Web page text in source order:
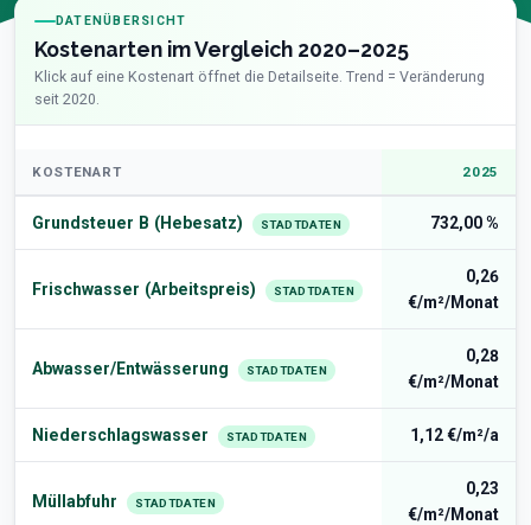
DATENÜBERSICHT
Kostenarten im Vergleich 2020–2025
Klick auf eine Kostenart öffnet die Detailseite. Trend = Veränderung
seit 2020.
KOSTENART 2025
Grundsteuer B (Hebesatz) STADTDATEN 732,00 %
Frischwasser (Arbeitspreis) STADTDATEN
0,26
€/m²/Monat
Abwasser/Entwässerung STADTDATEN
0,28
€/m²/Monat
Niederschlagswasser STADTDATEN 1,12 €/m²/a
Müllabfuhr STADTDATEN
0,23
€/m²/Monat